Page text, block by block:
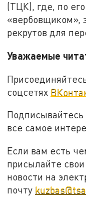
(ТЦК), где, по
«вербовщиком»,
рекрутов для
Уважаемые
соцсетях
Подписывайтесь
все самое
Если вам есть
присылайте
новости на
почту